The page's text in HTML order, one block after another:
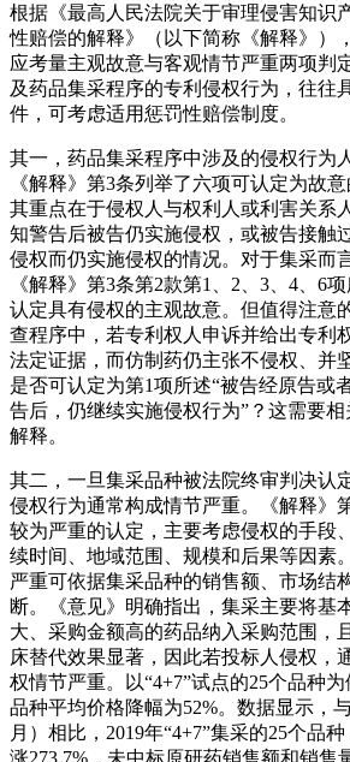
根据《最高人民法院关于审理侵害知识
性赔偿的解释》（以下简称《解释》）
应考量主观故意与客观情节严重两项判
及药品集采程序的专利侵权行为，往往
件，可考虑适用惩罚性赔偿制度。
其一，药品集采程序中涉及的侵权行为
《解释》第3条列举了六项可认定为故
其重点在于侵权人与权利人或利害关系
知警告后被告仍实施侵权，或被告接触
侵权而仍实施侵权的情况。对于集采而
《解释》第3条第2款第1、2、3、4、6
认定具有侵权的主观故意。但值得注意
查程序中，若专利权人申诉并给出专利
法定证据，而仿制药仍主张不侵权、并
是否可认定为第1项所述“被告经原告或
告后，仍继续实施侵权行为”？这需要
解释。
其二，一旦集采品种被法院终审判决认
侵权行为通常构成情节严重。《解释》
较为严重的认定，主要考虑侵权的手段
续时间、地域范围、规模和后果等因素
严重可依据集采品种的销售额、市场结
断。《意见》明确指出，集采主要将基
大、采购金额高的药品纳入采购范围，
床替代效果显著，因此若投标人侵权，
权情节严重。以“4+7”试点的25个品种为
品种平均价格降幅为52%。数据显示，
月）相比，2019年“4+7”集采的25个品
涨273.7%，未中标原研药销售额和销售